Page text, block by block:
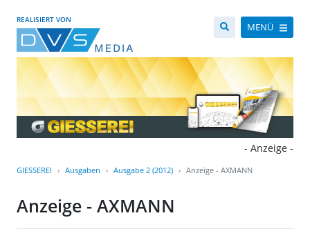
REALISIERT VON
MENÜ
- Anzeige -
GIESSEREI Ausgaben Ausgabe 2 (2012) Anzeige - AXMANN
Anzeige - AXMANN